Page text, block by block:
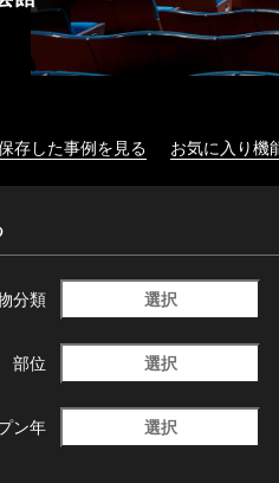
存した事例を見る お気に入り機
分類 選択
部位 選択
ン年 選択